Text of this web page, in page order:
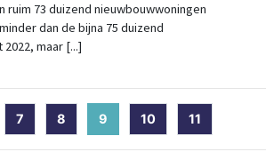
ruim 73 duizend nieuwbouwwoningen
dan de bijna 75 duizend
maar [...]
7 8 9 (current)
10 11